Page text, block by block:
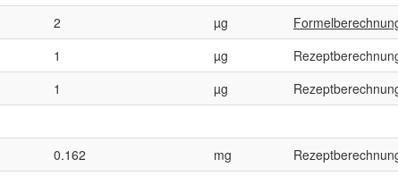
2 µg
1 µg
1 µg
0.162 mg